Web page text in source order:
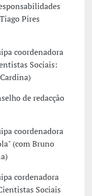
Pires
coordenadora
Sociais:
de redacção
coordenadora
(com Bruno
cordenadora
Sociais